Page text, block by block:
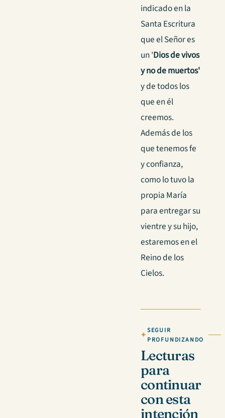
indicado en la
Santa Escritura
que el Señor es
un 'Dios de vivos
y no de muertos'
y de todos los
que en él
creemos.
Además de los
que tenemos fe
y confianza,
como lo tuvo la
propia María
para entregar su
vientre y su hijo,
estaremos en el
Reino de los
Cielos.
SEGUIR
PROFUNDIZANDO
Lecturas
para
continuar
con esta
intención